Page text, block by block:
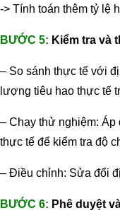
-> Tính toán thêm tỷ lệ
BƯỚC 5: Kiểm tra và
– So sánh thực tế với
lượng tiêu hao thực tế
– Chạy thử nghiệm: Áp
thực tế để kiểm tra độ
– Điều chỉnh: Sửa đổi
BƯỚC 6: Phê duyệt